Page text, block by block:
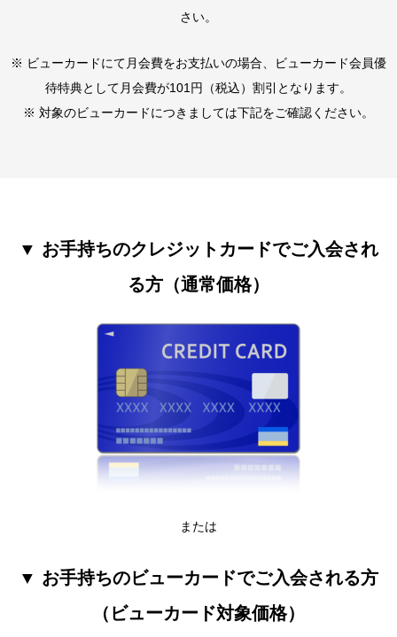
さい。
※ ビューカードにて月会費をお支払いの場合、ビューカード会員優
待特典として月会費が101円（税込）割引となります。
※ 対象のビューカードにつきましては下記をご確認ください。
▼ お手持ちのクレジットカードでご入会され
る方（通常価格）
または
▼ お手持ちのビューカードでご入会される方
（ビューカード対象価格）